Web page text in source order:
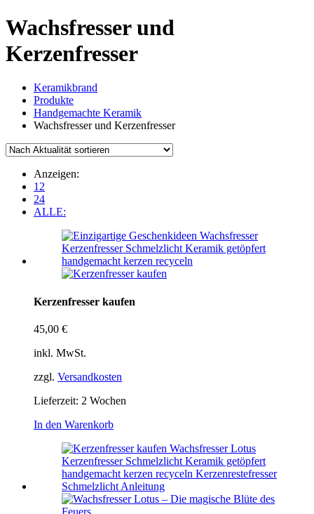
Wachsfresser und
Kerzenfresser
Keramikbrand
Produkte
Handgemachte Keramik
Wachsfresser und Kerzenfresser
Anzeigen:
12
24
ALLE:
Kerzenfresser kaufen
45,00 €
inkl. MwSt.
zzgl. Versandkosten
Lieferzeit: 2 Wochen
In den Warenkorb